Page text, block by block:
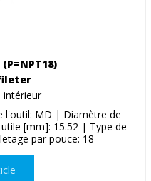
intérieur
l'outil: MD | Diamètre de
[mm]: 15.52 | Type de
par pouce: 18